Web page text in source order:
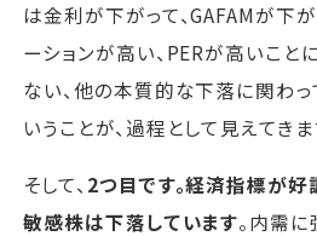
は金利が下がって、GAFAMが下
ーションが高い、PERが高いこと
ない、他の本質的な下落に関わ
いうことが、過程として見えてきま
そして、 2つ目です。経済指標が好
敏感株は下落しています。内需